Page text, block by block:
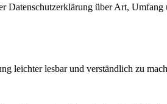
Datenschutzerklärung über Art,
leichter lesbar und verständlich zu